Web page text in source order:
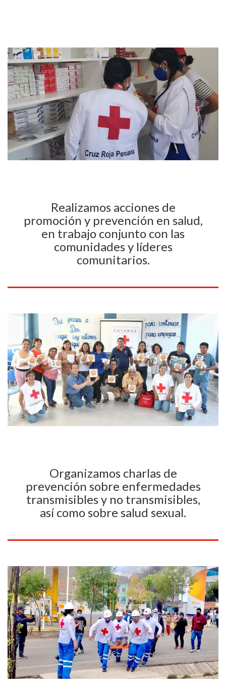
Realizamos acciones de
promoción y prevención en salud,
en trabajo conjunto con las
comunidades y líderes
comunitarios.
Organizamos charlas de
prevención sobre enfermedades
transmisibles y no transmisibles,
así como sobre salud sexual.